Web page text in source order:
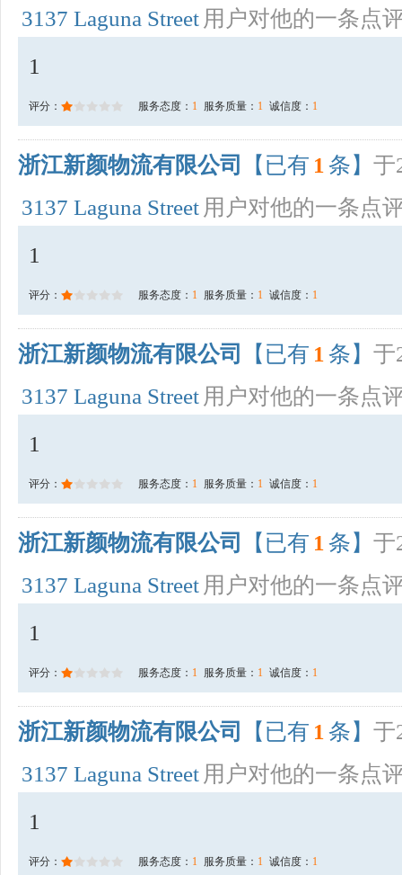
3137 Laguna Street 用户对他的一条点
1
评分： 服务态度： 1 服务质量： 1 诚信度： 1
浙江新颜物流有限公司 【已有 1 条】 于
3137 Laguna Street 用户对他的一条点
1
评分： 服务态度： 1 服务质量： 1 诚信度： 1
浙江新颜物流有限公司 【已有 1 条】 于
3137 Laguna Street 用户对他的一条点
1
评分： 服务态度： 1 服务质量： 1 诚信度： 1
浙江新颜物流有限公司 【已有 1 条】 于
3137 Laguna Street 用户对他的一条点
1
评分： 服务态度： 1 服务质量： 1 诚信度： 1
浙江新颜物流有限公司 【已有 1 条】 于
3137 Laguna Street 用户对他的一条点
1
评分： 服务态度： 1 服务质量： 1 诚信度： 1